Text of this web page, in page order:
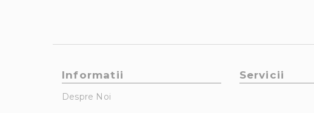
Informatii
Despre Noi
Servicii